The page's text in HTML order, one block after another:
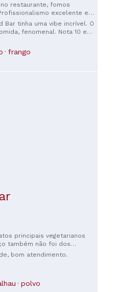
restaurante, fomos
excelente e
e os aperitivos estavam
com qualidade de cinco
com atenção aos
para esta refeição. Uma
Bar tinha uma vibe incrível. O
fenomenal. Nota 10 em
frango
principais vegetarianos
também não foi dos
em momentos
bom atendimento.
polvo